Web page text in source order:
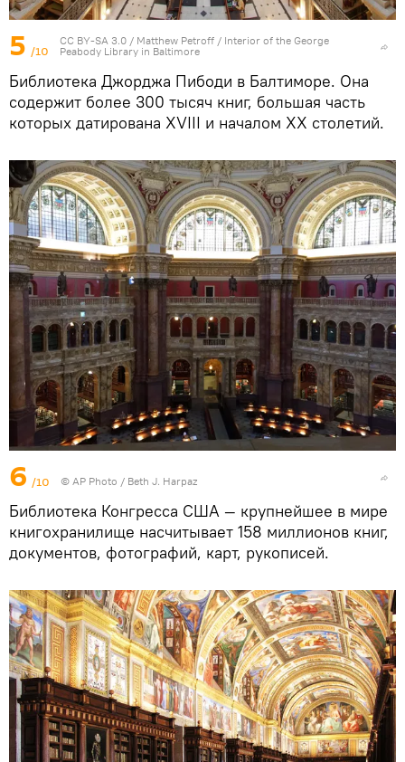
5 /10
CC BY-SA 3.0 / Matthew Petroff / Interior of the George
Peabody Library in Baltimore
Библиотека Джорджа Пибоди в Балтиморе. Она
содержит более 300 тысяч книг, большая часть
которых датирована XVIII и началом XX столетий.
6 /10 © AP Photo / Beth J. Harpaz
Библиотека Конгресса США — крупнейшее в мире
книгохранилище насчитывает 158 миллионов книг,
документов, фотографий, карт, рукописей.